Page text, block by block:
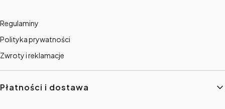
Regulaminy
Polityka prywatności
Zwroty i reklamacje
Płatności i dostawa